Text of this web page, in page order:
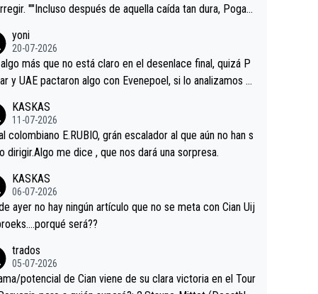
""Incluso después de aquella caída tan dura, Pogac
pegado a su rueda. Parecía increíble la forma
que era capaz de controlar el miedo", recordó."
yoni
20-07-2026
algo más que no está claro en el desenlace final, quizá P
y UAE pactaron algo con Evenepoel, si lo analizamos P
pedalear, luego está el saludo con Evenepoel dándose
de una manera muy fraternal, más allá de los típicos t
en el hombro con que saludaba a Vingegard. Ahí hubo u
a ver si por querer poner a Del Toro con calzador e
de podio UAE y Pojacar se van complicar el tour.
KASKAS
11-07-2026
colombiano E.RUBIO, grán escalador al que aún no han s
abido dirigir.Algo me dice , que nos dará una sorpresa.
KASKAS
06-07-2026
ayer no hay ningún artículo que no se meta con Cian Uij
será??
trados
05-07-2026
potencial de Cian viene de su clara victoria en el Tour